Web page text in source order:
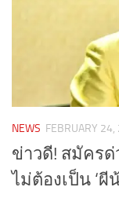
NEWS FEBRUARY
ข่าวดี! สมัครด่
ไม่ต้องเป็น ‘ผี